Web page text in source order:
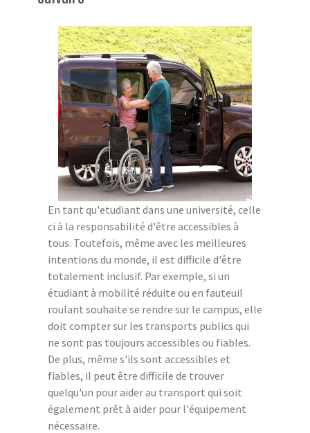
En tant qu'etudiant dans une université, celle
ci à la responsabilité d'être accessibles à
tous. Toutefois, même avec les meilleures
intentions du monde, il est difficile d'être
totalement inclusif. Par exemple, si un
étudiant à mobilité réduite ou en fauteuil
roulant souhaite se rendre sur le campus, elle
doit compter sur les transports publics qui
ne sont pas toujours accessibles ou fiables.
De plus, même s'ils sont accessibles et
fiables, il peut être difficile de trouver
quelqu'un pour aider au transport qui soit
également prêt à aider pour l'équipement
nécessaire.